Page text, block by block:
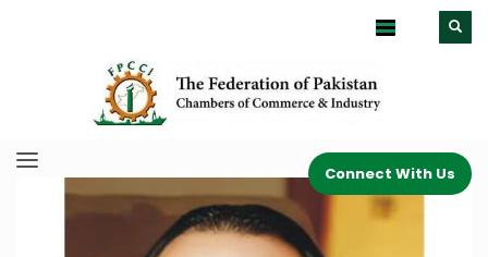
Connect With Us